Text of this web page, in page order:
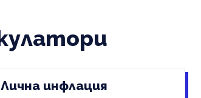
Лична инфлация